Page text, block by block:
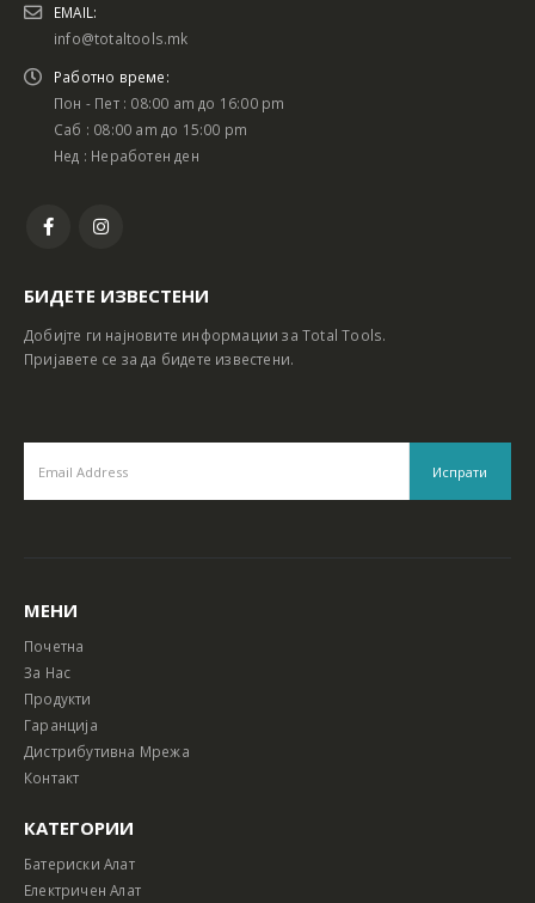
EMAIL:
info@totaltools.mk
Работно време:
Пон - Пет : 08:00 am до 16:00 pm
Саб : 08:00 am до 15:00 pm
Нед : Неработен ден
БИДЕТЕ ИЗВЕСТЕНИ
Добијте ги најновите информации за Total Tools.
Пријавете се за да бидете известени.
МЕНИ
Почетна
За Нас
Продукти
Гаранција
Дистрибутивна Мрежа
Контакт
КАТЕГОРИИ
Батериски Алат
Електричен Алат